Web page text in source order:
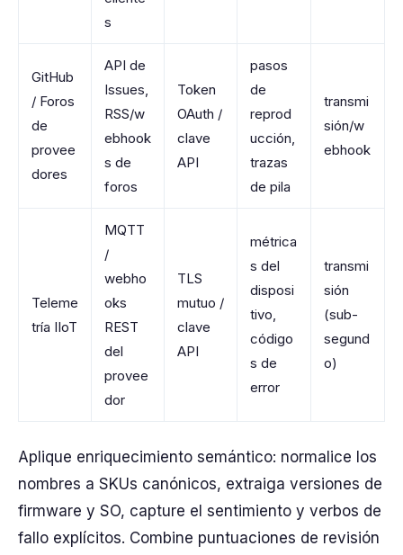
s
GitHub
/ Foros
de
provee
dores
API de
Issues,
RSS/w
ebhook
s de
foros
Token
OAuth /
clave
API
pasos
de
reprod
ucción,
trazas
de pila
transmi
sión/w
ebhook
Teleme
tría IIoT
MQTT
/
webho
oks
REST
del
provee
dor
TLS
mutuo /
clave
API
métrica
s del
disposi
tivo,
código
s de
error
transmi
sión
(sub-
segund
o)
Aplique enriquecimiento semántico: normalice los
nombres a SKUs canónicos, extraiga versiones de
firmware y SO, capture el sentimiento y verbos de
fallo explícitos. Combine puntuaciones de revisión